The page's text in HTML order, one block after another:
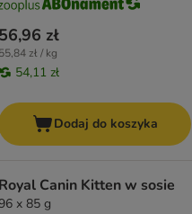
56,96 zł
55,84 zł / kg
54,11 zł
Dodaj do koszyka
Royal Canin Kitten w sosie
x 85 g